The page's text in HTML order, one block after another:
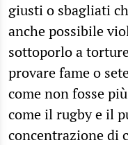
giusti o sbagliati
anche possibile
sottoporlo a
provare fame o
come non fosse
come il rugby e il
concentrazione di